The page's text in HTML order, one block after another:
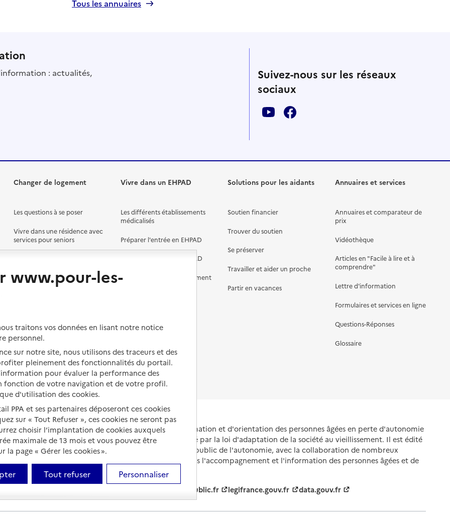
Tous les annuaires
: actualités,
Suivez-nous sur les réseaux
sociaux
Changer de logement
Les questions à se poser
Vivre dans une résidence avec
services pour seniors
Vivre en accueil familial
Vivre dans un EHPAD
Les différents établissements
médicalisés
Préparer l'entrée en EHPAD
Aides financières en EHPAD
Prévention, accompagnement
Droits en EHPAD
Fin de vie en EHPAD
Solutions pour les aidants
Soutien financier
Trouver du soutien
Se préserver
Travailler et aider un proche
Partir en vacances
Annuaires et services
Annuaires et comparateur de
prix
Vidéothèque
Articles en "Facile à lire et à
comprendre"
Lettre d'information
Formulaires et services en ligne
Questions-Réponses
Glossaire
Portail national d'information et d'orientation des personnes âgées en perte d'autonomie
et de leurs proches, créé par la loi d'adaptation de la société au vieillissement. Il est édité
et animé par le Service public de l'autonomie, avec la collaboration de nombreux
partenaires engagés dans l'accompagnement et l'information des personnes âgées et de
leurs aidants.
service-public.fr legifrance.gouv.fr data.gouv.fr
www.pour-les-
traitons vos données en lisant notre notice
personnel.
sur notre site, nous utilisons des traceurs et des
pleinement des fonctionnalités du portail.
pour évaluer la performance des
fonction de votre navigation et de votre profil.
d'utilisation des cookies.
PPA et ses partenaires déposeront ces cookies
sur « Tout Refuser », ces cookies ne seront pas
choisir l’implantation de cookies auxquels
maximale de 13 mois et vous pouvez être
page « Gérer les cookies ».
Tout refuser Personnaliser